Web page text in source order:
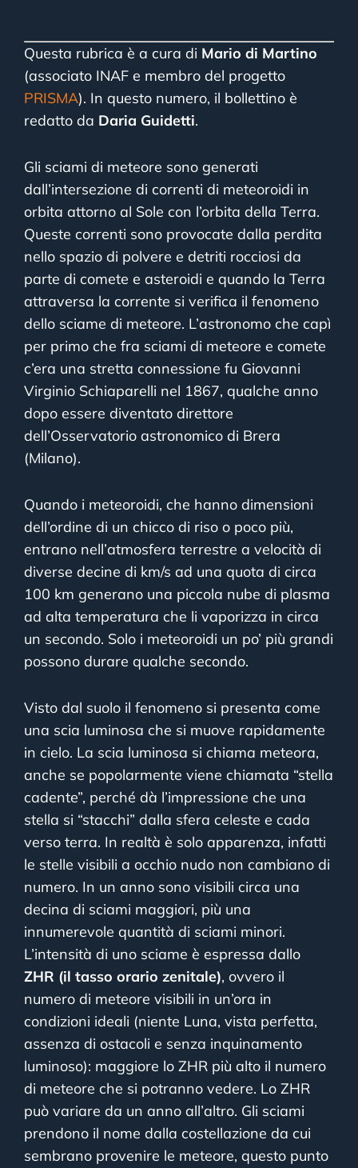
Questa rubrica è a cura di Mario di Martino
(associato INAF e membro del progetto
PRISMA). In questo numero, il bollettino è
redatto da Daria Guidetti.
Gli sciami di meteore sono generati
dall’intersezione di correnti di meteoroidi in
orbita attorno al Sole con l’orbita della Terra.
Queste correnti sono provocate dalla perdita
nello spazio di polvere e detriti rocciosi da
parte di comete e asteroidi e quando la Terra
attraversa la corrente si verifica il fenomeno
dello sciame di meteore. L’astronomo che capì
per primo che fra sciami di meteore e comete
c’era una stretta connessione fu Giovanni
Virginio Schiaparelli nel 1867, qualche anno
dopo essere diventato direttore
dell’Osservatorio astronomico di Brera
(Milano).
Quando i meteoroidi, che hanno dimensioni
dell’ordine di un chicco di riso o poco più,
entrano nell’atmosfera terrestre a velocità di
diverse decine di km/s ad una quota di circa
100 km generano una piccola nube di plasma
ad alta temperatura che li vaporizza in circa
un secondo. Solo i meteoroidi un po’ più grandi
possono durare qualche secondo.
Visto dal suolo il fenomeno si presenta come
una scia luminosa che si muove rapidamente
in cielo. La scia luminosa si chiama meteora,
anche se popolarmente viene chiamata “stella
cadente”, perché dà l’impressione che una
stella si “stacchi” dalla sfera celeste e cada
verso terra. In realtà è solo apparenza, infatti
le stelle visibili a occhio nudo non cambiano di
numero. In un anno sono visibili circa una
decina di sciami maggiori, più una
innumerevole quantità di sciami minori.
L’intensità di uno sciame è espressa dallo
ZHR (il tasso orario zenitale), ovvero il
numero di meteore visibili in un’ora in
condizioni ideali (niente Luna, vista perfetta,
assenza di ostacoli e senza inquinamento
luminoso): maggiore lo ZHR più alto il numero
di meteore che si potranno vedere. Lo ZHR
può variare da un anno all’altro. Gli sciami
prendono il nome dalla costellazione da cui
sembrano provenire le meteore, questo punto